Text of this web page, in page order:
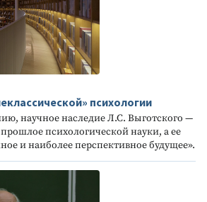
психологии
научное наследие Л.С. Выготского —
психологической науки, а ее
и наиболее перспективное будущее».